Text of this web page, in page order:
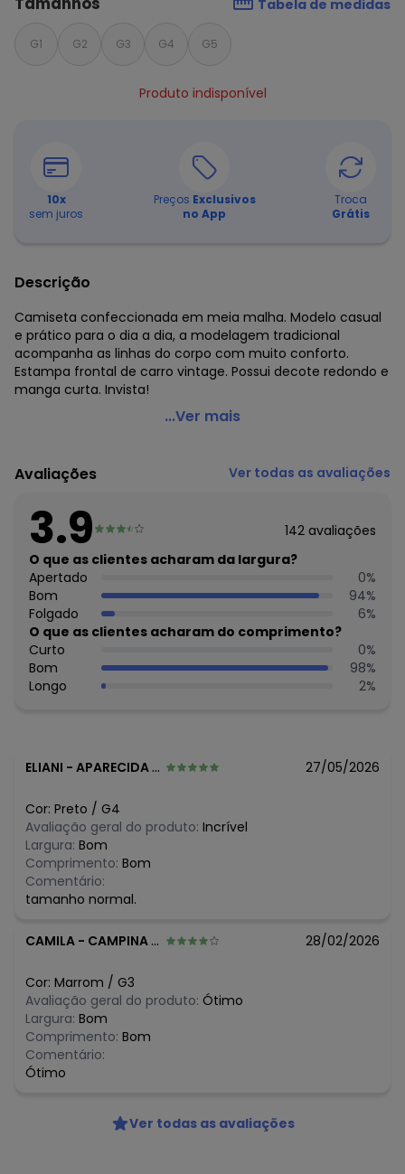
Tabela de medidas
G1 G2 G3 G4 G5
Produto indisponível
10x
sem juros
Preços Exclusivos
no App
Troca
Grátis
Descrição
Camiseta confeccionada em meia malha. Modelo casual
e prático para o dia a dia, a modelagem tradicional
acompanha as linhas do corpo com muito conforto.
Estampa frontal de carro vintage. Possui decote redondo e
manga curta. Invista!
Malwee - Camiseta Vintage em Malha Plus Marrom
Comprimento da manga: Curta
Decote frente: Redondo
Feito: Brasil
Cuidados para conservação do produto: Temperatura
máxima de lavagem 30C. Não alvejar. Não passar sobre a
estampa.
Tecido: Meia malha
Composição: Algodão 100%
Histórico de preços
O preço apresentado abaixo é o menor oferecido em
junho/2026 N/D*
abril/2026
março/2026
fevereiro/2026
...Ver mais
Avaliações Ver todas as avaliações
3.9 142 avaliações
O que as clientes acharam da largura?
Apertado
0%
Bom
94%
Folgado
6%
O que as clientes acharam do comprimento?
Curto
0%
Bom
98%
Longo
2%
ELIANI - APARECIDA DO TABOADO - MS 27/05/2026
Cor: Preto / G4
Avaliação geral do produto: Incrível
Largura: Bom
Comprimento: Bom
Comentário:
tamanho normal.
CAMILA - CAMPINA GRANDE - PB 28/02/2026
Cor: Marrom / G3
Avaliação geral do produto: Ótimo
Largura: Bom
Comprimento: Bom
Comentário:
Ótimo
Ver todas as avaliações